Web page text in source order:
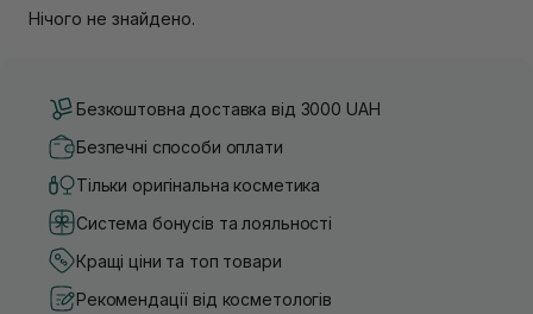
Нічого не знайдено.
Безкоштовна доставка від 3000 UAH
Безпечні способи оплати
Тільки оригінальна косметика
Система бонусів та лояльності
Кращі ціни та топ товари
Рекомендації від косметологів